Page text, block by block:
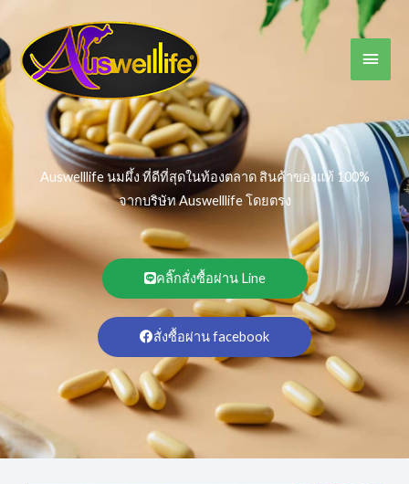
to
content
Main
Auswelllife นมผึ้ง ที่ดีที่สุดในท้องตลาด สินค้าของแท้ 100%
จากบริษัท Auswelllife โดยตรง
คลิ๊กสั่งซื้อผ่าน Line
สั่งซื้อผ่าน facebook